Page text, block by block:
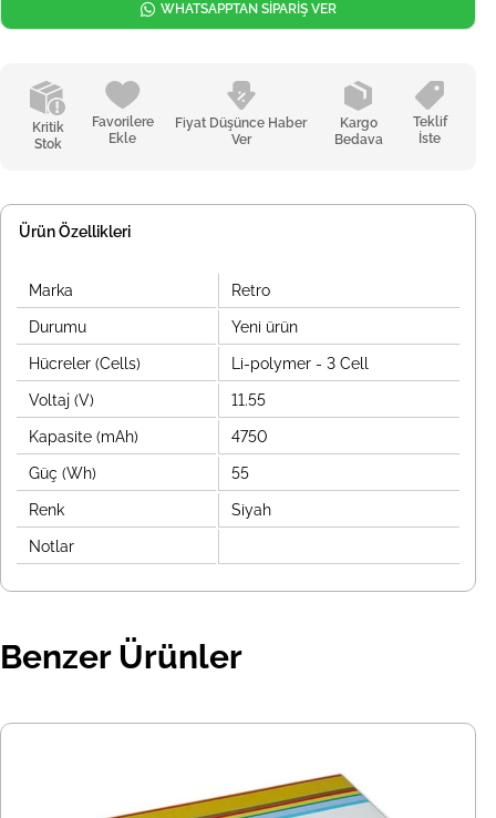
Kritik
Stok
Favorilere
Ekle
Fiyat Düşünce Haber
Ver
Kargo
Bedava
Teklif
İste
WHATSAPPTAN SİPARİŞ VER
Ürün Özellikleri
Marka Retro
Durumu Yeni ürün
Hücreler (Cells) Li-polymer - 3 Cell
Voltaj (V) 11.55
Kapasite (mAh) 4750
Güç (Wh) 55
Renk Siyah
Notlar
Benzer Ürünler